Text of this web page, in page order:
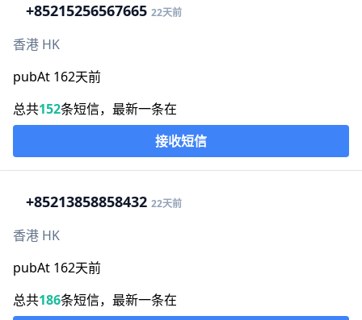
+85215256567665 22天前
香港 HK
pubAt 162天前
总共152条短信，最新一条在
接收短信
+85213858858432 22天前
香港 HK
pubAt 162天前
总共186条短信，最新一条在